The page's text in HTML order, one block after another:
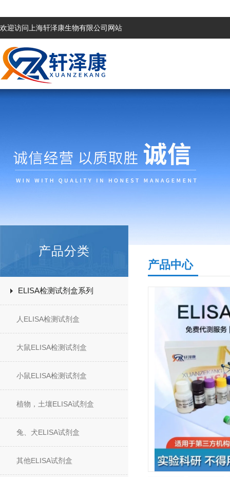
欢迎访问上海轩泽康生物有限公司网站
产品分类
ELISA检测试剂盒系列
人ELISA检测试剂盒
大鼠ELISA检测试剂盒
小鼠ELISA检测试剂盒
植物，土壤ELISA试剂盒
兔、犬ELISA试剂盒
其他ELISA试剂盒
产品中心